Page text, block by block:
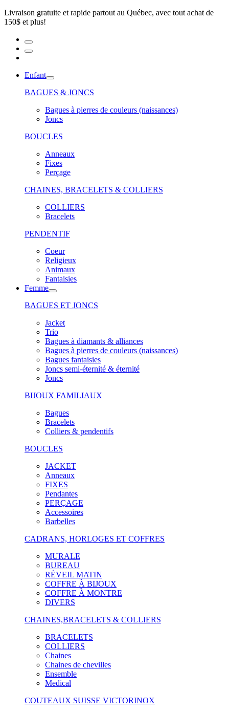
Livraison gratuite et rapide partout au Québec, avec tout achat de
150$ et plus!
Enfant
BAGUES & JONCS
Bagues à pierres de couleurs (naissances)
Joncs
BOUCLES
Anneaux
Fixes
Perçage
CHAINES, BRACELETS & COLLIERS
COLLIERS
Bracelets
PENDENTIF
Coeur
Religieux
Animaux
Fantaisies
Femme
BAGUES ET JONCS
Jacket
Trio
Bagues à diamants & alliances
Bagues à pierres de couleurs (naissances)
Bagues fantaisies
Joncs semi-éternité & éternité
Joncs
BIJOUX FAMILIAUX
Bagues
Bracelets
Colliers & pendentifs
BOUCLES
JACKET
Anneaux
FIXES
Pendantes
PERÇAGE
Accessoires
Barbelles
CADRANS, HORLOGES ET COFFRES
MURALE
BUREAU
RÉVEIL MATIN
COFFRE À BIJOUX
COFFRE À MONTRE
DIVERS
CHAINES,BRACELETS & COLLIERS
BRACELETS
COLLIERS
Chaines
Chaines de chevilles
Ensemble
Medical
COUTEAUX SUISSE VICTORINOX